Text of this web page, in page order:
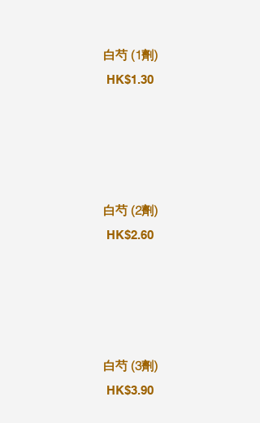
白芍 (1劑)
HK$1.30
白芍 (2劑)
HK$2.60
白芍 (3劑)
HK$3.90